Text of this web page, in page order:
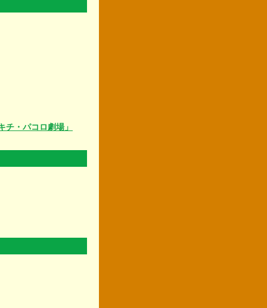
・パコロ劇場」